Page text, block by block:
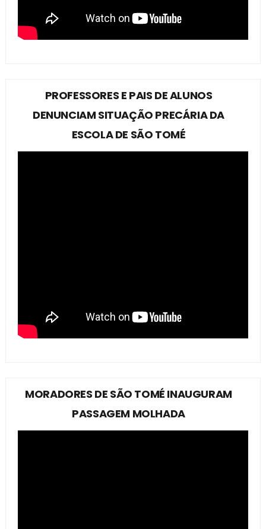
PROFESSORES E PAIS DE ALUNOS
DENUNCIAM SITUAÇÃO PRECÁRIA DA
ESCOLA DE SÃO TOMÉ
MORADORES DE SÃO TOMÉ INAUGURAM
PASSAGEM MOLHADA